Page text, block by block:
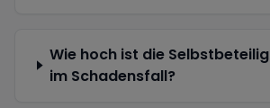
Wie hoch ist die
im Schadensfall?